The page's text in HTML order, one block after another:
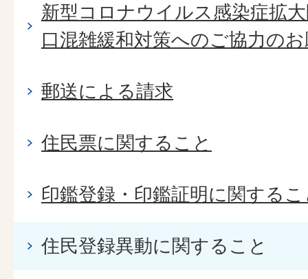
新型コロナウイルス感染症拡
口混雑緩和対策へのご協力の
郵送による請求
住民票に関すること
印鑑登録・印鑑証明に関する
住民登録異動に関すること